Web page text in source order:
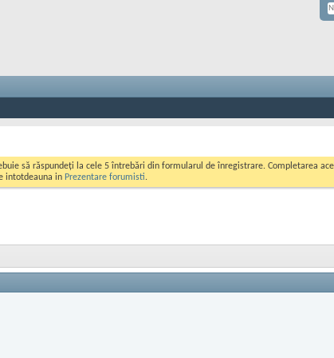
să răspundeți la cele 5 întrebări din formularul de înregistrare. Completarea
intotdeauna in Prezentare forumisti.